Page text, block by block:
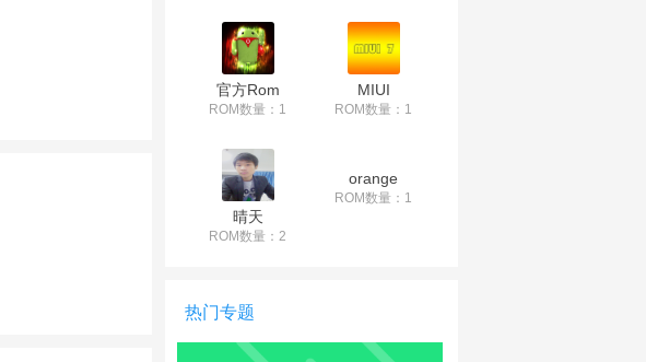
官方Rom
ROM数量：1
MIUI
ROM数量：1
晴天
ROM数量：2
orange
ROM数量：1
热门专题